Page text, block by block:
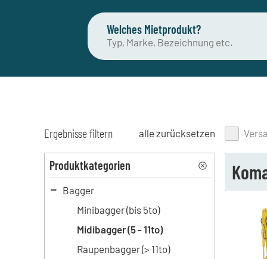
Welches Mietprodukt?
Ergebnisse filtern alle zurücksetzen
Produktkategorien
Bagger
Minibagger (bis 5to)
Midibagger (5 - 11to)
Raupenbagger (> 11to)